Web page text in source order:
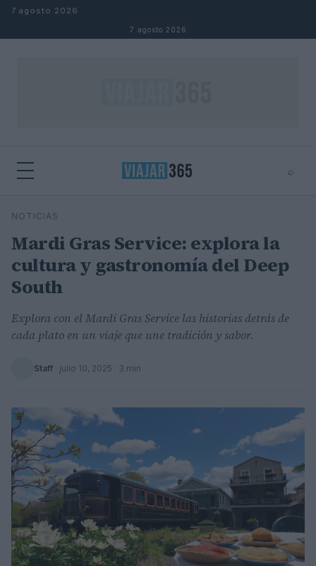
Saltar al contenido
7 agosto 2026
7 agosto 2026
⌕
Buscar
NOTICIAS
Mardi Gras Service: explora la
cultura y gastronomía del Deep
South
Explora con el Mardi Gras Service las historias detrás de
cada plato en un viaje que une tradición y sabor.
Staff · julio 10, 2025 · 3 min